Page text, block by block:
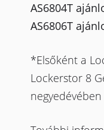
AS6804T
AS6806T
*Elsőként a
Lockerstor 8